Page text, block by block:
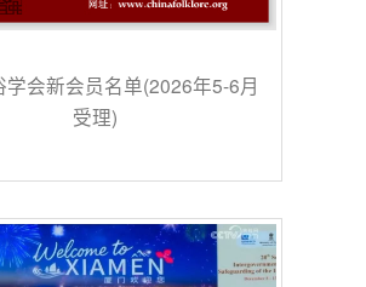
学会新会员名单(2026年5-6月
受理)